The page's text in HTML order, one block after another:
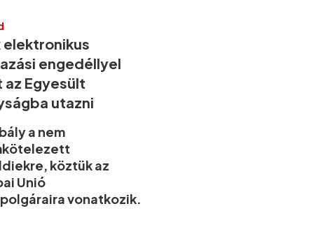
elektronikus
engedéllyel
az Egyesült
utazni
a nem
köztük az
Unió
vonatkozik.